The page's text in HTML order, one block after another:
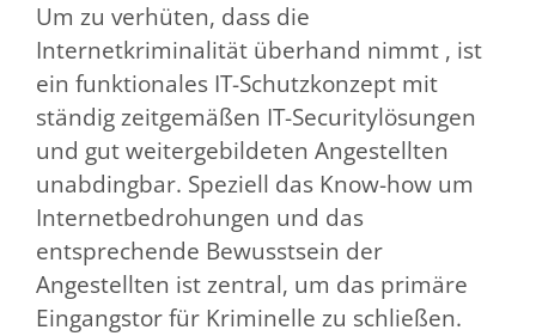
Um zu verhüten, dass die
Internetkriminalität überhand nimmt , ist
ein funktionales IT-Schutzkonzept mit
ständig zeitgemäßen IT-Securitylösungen
und gut weitergebildeten Angestellten
unabdingbar. Speziell das Know-how um
Internetbedrohungen und das
entsprechende Bewusstsein der
Angestellten ist zentral, um das primäre
Eingangstor für Kriminelle zu schließen.